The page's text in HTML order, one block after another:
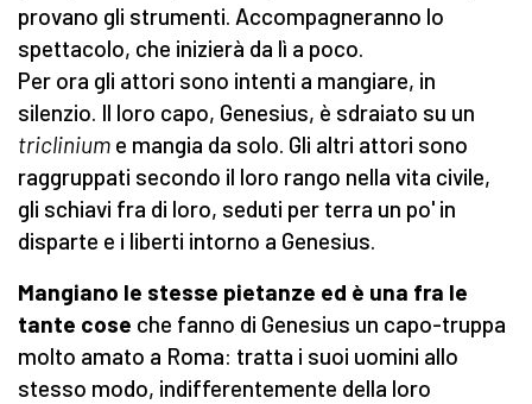
provano gli strumenti. Accompagneranno lo
spettacolo, che inizierà da lì a poco.
Per ora gli attori sono intenti a mangiare, in
silenzio. Il loro capo, Genesius, è sdraiato su un
triclinium e mangia da solo. Gli altri attori sono
raggruppati secondo il loro rango nella vita civile,
gli schiavi fra di loro, seduti per terra un po' in
disparte e i liberti intorno a Genesius.
Mangiano le stesse pietanze ed è una fra le
tante cose che fanno di Genesius un capo-truppa
molto amato a Roma: tratta i suoi uomini allo
stesso modo, indifferentemente della loro